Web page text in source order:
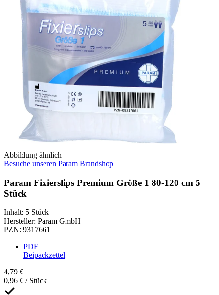
Abbildung ähnlich
Besuche unseren Param Brandshop
Param Fixierslips Premium Größe 1 80-120 cm 5
Stück
Inhalt: 5 Stück
Hersteller: Param GmbH
PZN: 9317661
PDF
Beipackzettel
4,79 €
0,96 € / Stück